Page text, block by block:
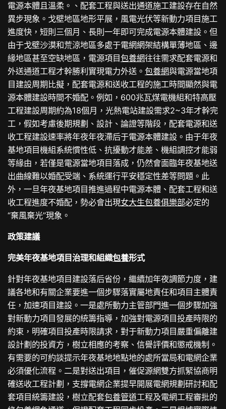
電源本體且溫柔。、配套工程與送出通道施工建設存在自然
異步現象。戈壁地區地形平展，風電光伏等新動力項目施工
進度快，短則三個月、長則一年即可完成電源本體建設。但
由于戈壁沙漠和荒涼地區多處于電網網架結構單薄地區、邊
緣地區甚至空缺地區，電源項目包養網往往需求配套電源和
外送通道工程才幹勝利實現電力外送。包養網與電源當地項
目建設周期比擬，配套電源和送收工程的施工時間顯然與電
源本體建設時間不婚配。例如，600兆瓦煤電機組和特高壓
工程建設周期約為18個月，光熱電站建設需求2~3年才幹完
工，假如考慮後期規劃、設計、論證等階段，配套電源和送
收工程建設速率將年夜年夜滯后于電源本體建設。由于年夜
基地項目機組系統慣性低、抗擾動才能差、機組調控才能弱
等緣由，若僅是電源當地項目落成，仍然會面臨年夜基地送
出曲線難以婚配受端、系統運行平安穩定性差等問題。此
外，一旦年夜基地項目推進過程中電源本體、配套工程和送
收工程進度不婚配，勢必會出現女大生包養俱樂部必定的
“棄風棄光”現象。
政策建議
完美年夜基地項目治理和組織包養形式
針對年夜基地項目建設落后省份，繼續加年夜調節力度，建
議各地和有關企業要進一個步驟落實屬地責任和項目主體責
任，加速項目建設。一是處所動力主管部門進一個步驟加強
對新動力項目發展的統籌指導，加強對電源項目投產時限的
約束，明確項目投產時限請求，對于新動力項目嚴重偏離建
設計劃的投資方，樹立相應的考察、信譽評價和懲戒機制。
有需要的可約談提示年夜基地地點地的處所當局和電網企業
必須優化流程。二是對送出項目，催促源網雙方抓緊協商明
確送收工程計劃，支撐電網企業提早開展電網規劃研討和配
套項目統籌建設，樹立配套包養管道工程及電網工程審批的